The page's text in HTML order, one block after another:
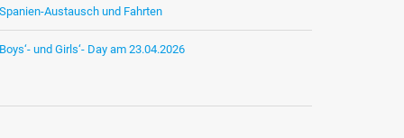
Spanien-Austausch und Fahrten
Boys‘- und Girls‘- Day am 23.04.2026